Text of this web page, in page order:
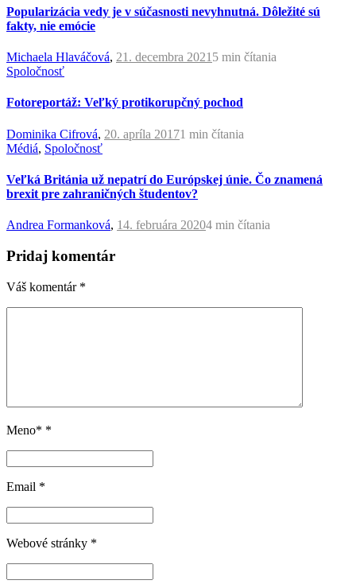
Popularizácia vedy je v súčasnosti nevyhnutná. Dôležité sú
fakty, nie emócie
Michaela Hlaváčová, 21. decembra 2021 5 min čítania
Spoločnosť
Fotoreportáž: Veľký protikorupčný pochod
Dominika Cifrová, 20. apríla 20171 min čítania
Médiá, Spoločnosť
Veľká Británia už nepatrí do Európskej únie. Čo znamená
brexit pre zahraničných študentov?
Andrea Formanková, 14. februára 20204 min čítania
Pridaj komentár
Váš komentár *
Meno* *
Email *
Webové stránky *